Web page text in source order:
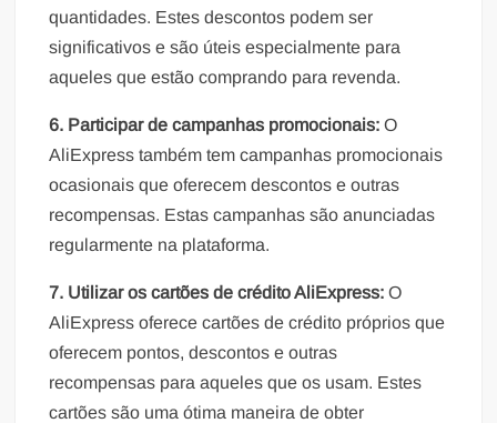
quantidades. Estes descontos podem ser
significativos e são úteis especialmente para
aqueles que estão comprando para revenda.
6. Participar de campanhas promocionais: O
AliExpress também tem campanhas promocionais
ocasionais que oferecem descontos e outras
recompensas. Estas campanhas são anunciadas
regularmente na plataforma.
7. Utilizar os cartões de crédito AliExpress:O
AliExpress oferece cartões de crédito próprios que
oferecem pontos, descontos e outras
recompensas para aqueles que os usam. Estes
cartões são uma ótima maneira de obter